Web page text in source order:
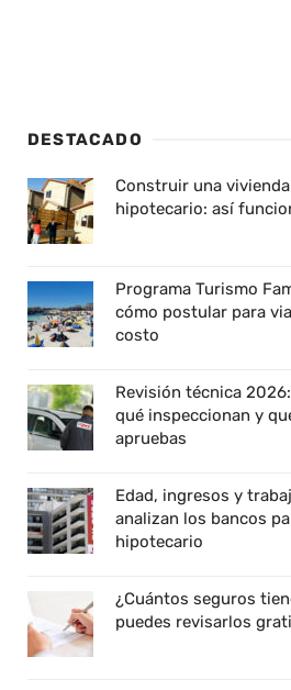
DESTACADO
Construir una
hipotecario: así
Programa Turismo
cómo postular para
costo
Revisión técnica
qué inspeccionan y
apruebas
Edad, ingresos y
analizan los bancos
hipotecario
¿Cuántos seguros
puedes revisarlos